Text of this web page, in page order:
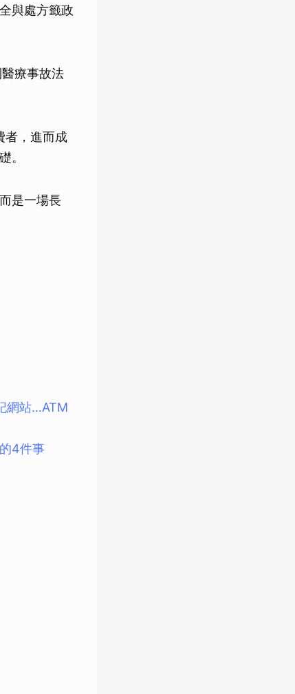
與處方籤政
療事故法
者，進而成
。
是一場長
網站…ATM
4件事